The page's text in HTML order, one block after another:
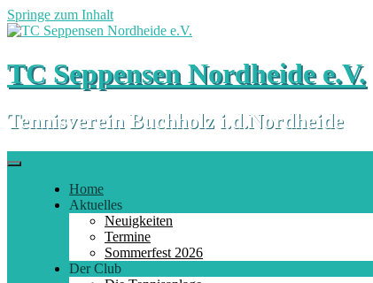
Springe zum Inhalt
TC Seppensen Nordheide e.V.
Tennisverein Buchholz i.d.Nordheide
Home
Aktuelles
Neuigkeiten
Termine
Sommerfest 2026
Der Club